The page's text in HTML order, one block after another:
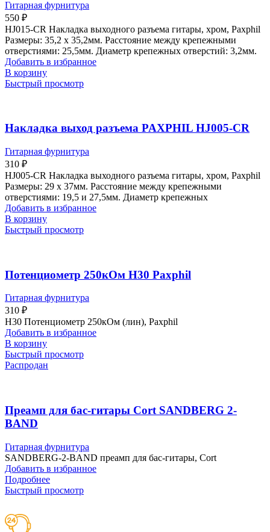
Гитарная фурнитура
550 ₽
HJ015-CR Накладка выходного разъема гитары, хром, Paxphil
Размеры: 35,2 х 35,2мм. Расстояние между крепежными
отверстиями: 25,5мм. Диаметр крепежных отверстий: 3,2мм.
Добавить в избранное
В корзину
Быстрый просмотр
Накладка выход разъема PAXPHIL HJ005-CR
Гитарная фурнитура
310 ₽
HJ005-CR Накладка выходного разъема гитары, хром, Paxphil
Размеры: 29 х 37мм. Расстояние между крепежными
отверстиями: 19,5 и 27,5мм. Диаметр крепежных
Добавить в избранное
В корзину
Быстрый просмотр
Потенциометр 250кОм H30 Paxphil
Гитарная фурнитура
310 ₽
H30 Потенциометр 250кОм (лин), Paxphil
Добавить в избранное
В корзину
Быстрый просмотр
Распродан
Преамп для бас-гитары Cort SANDBERG 2-
BAND
Гитарная фурнитура
SANDBERG-2-BAND преамп для бас-гитары, Cort
Добавить в избранное
Подробнее
Быстрый просмотр